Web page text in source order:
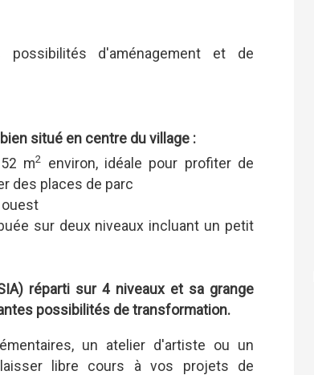
d'aménagement et de
situé en centre du village :
m2
environ, idéale pour profiter de
des places de parc
sur deux niveaux incluant un petit
réparti sur 4 niveaux et sa grange
possibilités de transformation.
un atelier d'artiste ou un
libre cours à vos projets de